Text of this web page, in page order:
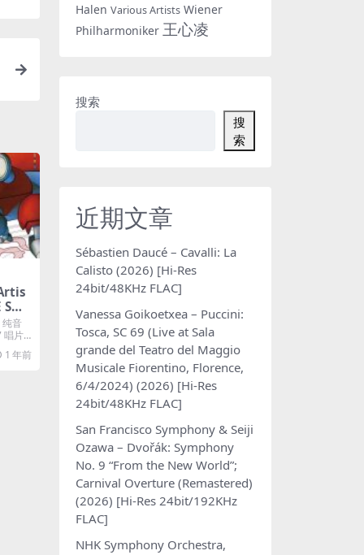
BOD
纯音
唱片
1 年前
Halen Various Artists Wiener
Philharmoniker 王心凌
搜索
搜
索
近期文章
Sébastien Daucé – Cavalli: La
Calisto (2026) [Hi-Res
24bit/48KHz FLAC]
Vanessa Goikoetxea – Puccini:
Tosca, SC 69 (Live at Sala
grande del Teatro del Maggio
Musicale Fiorentino, Florence,
6/4/2024) (2026) [Hi-Res
24bit/48KHz FLAC]
San Francisco Symphony & Seiji
Ozawa – Dvořák: Symphony
No. 9 “From the New World”;
Carnival Overture (Remastered)
(2026) [Hi-Res 24bit/192KHz
FLAC]
NHK Symphony Orchestra,